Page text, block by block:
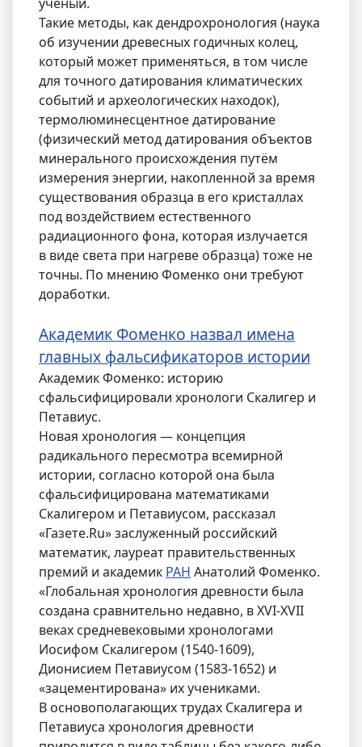
Такие методы, как дендрохронология (наука
об изучении древесных годичных колец,
который может применяться, в том числе
для точного датирования климатических
событий и археологических находок),
термолюминесцентное датирование
(физический метод датирования объектов
минерального происхождения путём
измерения энергии, накопленной за время
существования образца в его кристаллах
под воздействием естественного
радиационного фона, которая излучается
в виде света при нагреве образца) тоже не
точны. По мнению Фоменко они требуют
доработки.
Академик Фоменко назвал имена
главных фальсификаторов истории
Академик Фоменко: историю
сфальсифицировали хронологи Скалигер и
Петавиус.
Новая хронология — концепция
радикального пересмотра всемирной
истории, согласно которой она была
сфальсифицирована математиками
Скалигером и Петавиусом, рассказал
«Газете.Ru» заслуженный российский
математик, лауреат правительственных
премий и академик РАН Анатолий Фоменко.
«Глобальная хронология древности была
создана сравнительно недавно, в XVI-XVII
веках средневековыми хронологами
Иосифом Скалигером (1540-1609),
Дионисием Петавиусом (1583-1652) и
«зацементирована» их учениками.
В основополагающих трудах Скалигера и
Петавиуса хронология древности